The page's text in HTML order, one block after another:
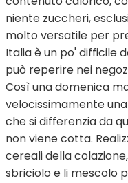
niente zuccheri,
molto versatile per
Italia è un po' difficile
può reperire nei
Così una domenica
velocissimamente
che si differenzia da
non viene cotta.
cereali della
sbriciolo e li mescolo